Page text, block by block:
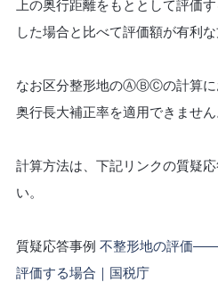
上の奥行距離をもととして評価
した場合と比べて評価額が有利な
なお区分整形地のⒶⒷⒸの計算に
奥行長大補正率を適用できません
計算方法は、下記リンクの質疑
い。
質疑応答事例 不整形地の評価――
評価する場合｜国税庁